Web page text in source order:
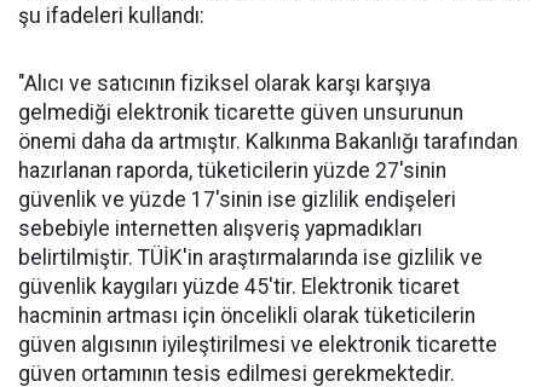
şu ifadeleri kullandı:
"Alıcı ve satıcının fiziksel olarak karşı karşıya
gelmediği elektronik ticarette güven unsurunun
önemi daha da artmıştır. Kalkınma Bakanlığı tarafından
hazırlanan raporda, tüketicilerin yüzde 27'sinin
güvenlik ve yüzde 17'sinin ise gizlilik endişeleri
sebebiyle internetten alışveriş yapmadıkları
belirtilmiştir. TÜİK'in araştırmalarında ise gizlilik ve
güvenlik kaygıları yüzde 45'tir. Elektronik ticaret
hacminin artması için öncelikli olarak tüketicilerin
güven algısının iyileştirilmesi ve elektronik ticarette
güven ortamının tesis edilmesi gerekmektedir.